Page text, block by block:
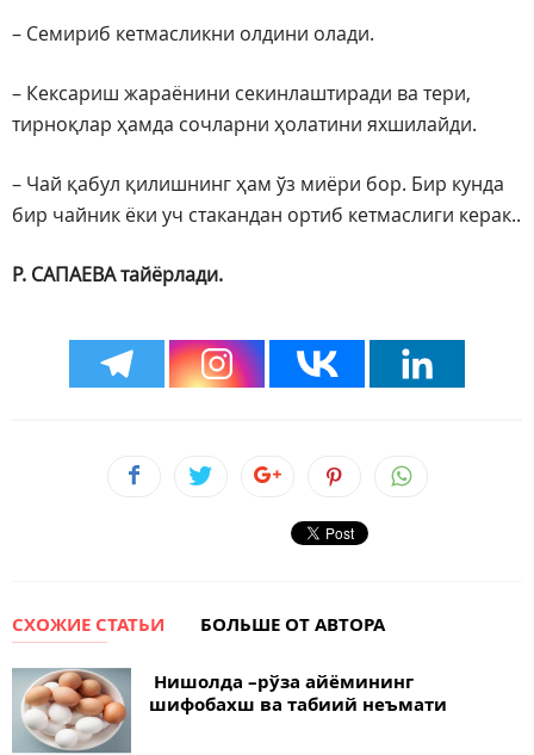
– Семириб кетмасликни олдини олади.
– Кексариш жараёнини секинлаштиради ва тери,
тирноқлар ҳамда сочларни ҳолатини яхшилайди.
– Чай қабул қилишнинг ҳам ўз миёри бор. Бир кунда
бир чайник ёки уч стакандан ортиб кетмаслиги керак..
Р. САПАЕВА тайёрлади.
СХОЖИЕ СТАТЬИ БОЛЬШЕ ОТ АВТОРА
Нишолда –рўза айёмининг
шифобахш ва табиий неъмати